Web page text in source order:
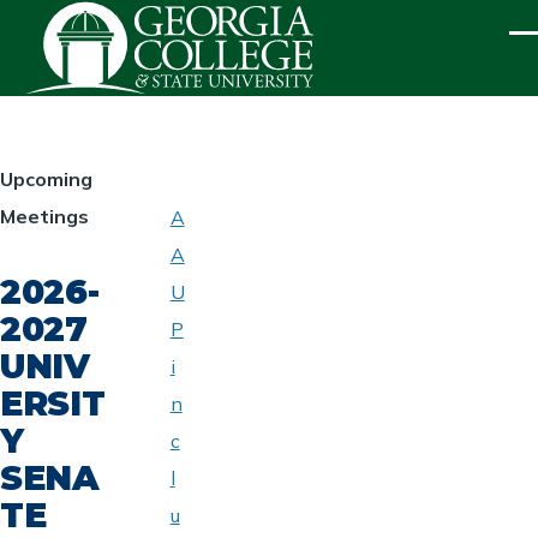
Skip to main content
HOMEPAGE
Upcoming
Meetings
2026-
2027
UNIV
ERSIT
Y
SENA
TE
UNIVERSITY
SENATE
A
A
U
P
i
n
c
l
u